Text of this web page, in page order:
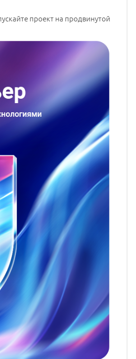
проект на продвинутой